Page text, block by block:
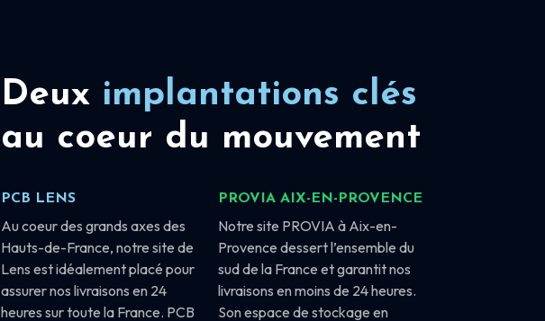
Deux implantations clés
au coeur du mouvement
PCB LENS
Au coeur des grands axes des
Hauts-de-France, notre site de
Lens est idéalement placé pour
assurer nos livraisons en 24
heures sur toute la France. PCB
PROVIA AIX-EN-PROVENCE
Notre site PROVIA à Aix-en-
Provence dessert l’ensemble du
sud de la France et garantit nos
livraisons en moins de 24 heures.
Son espace de stockage en